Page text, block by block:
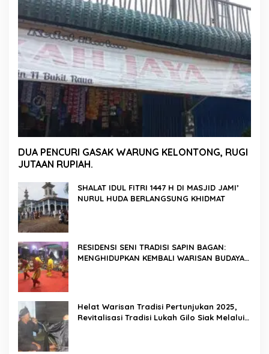
DUA PENCURI GASAK WARUNG KELONTONG, RUGI
JUTAAN RUPIAH.
SHALAT IDUL FITRI 1447 H DI MASJID JAMI’
NURUL HUDA BERLANGSUNG KHIDMAT
RESIDENSI SENI TRADISI SAPIN BAGAN:
MENGHIDUPKAN KEMBALI WARISAN BUDAYA
Helat Warisan Tradisi Pertunjukan 2025,
Revitalisasi Tradisi Lukah Gilo Siak Melalui